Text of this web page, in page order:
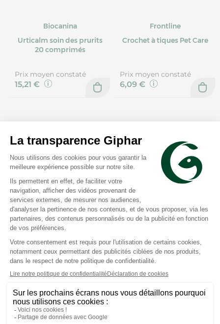
Biocanina
Urticalm soin des prurits
20 comprimés
Prix moyen constaté
15,21 €
Frontline
Crochet à tiques Pet Care
Prix moyen constaté
6,09 €
Omega Pharma
Clemispray solution
antiseptique 100ml
Prix moyen constaté
Biocanina
Lotion anti-
démengeaisons
Prix moyen constaté